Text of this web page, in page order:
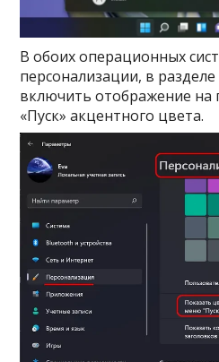
В обоих операционных
персонализации, в
включить отображение на
«Пуск» акцентного цвета.